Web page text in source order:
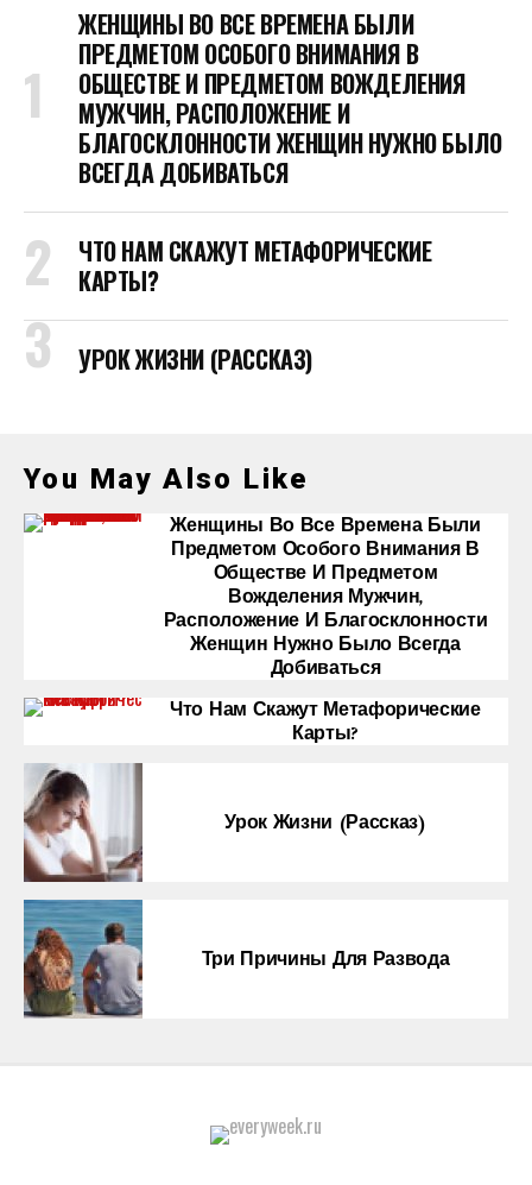
ЖЕНЩИНЫ ВО ВСЕ ВРЕМЕНА БЫЛИ
ПРЕДМЕТОМ ОСОБОГО ВНИМАНИЯ В
ОБЩЕСТВЕ И ПРЕДМЕТОМ ВОЖДЕЛЕНИЯ
МУЖЧИН, РАСПОЛОЖЕНИЕ И
БЛАГОСКЛОННОСТИ ЖЕНЩИН НУЖНО БЫЛО
ВСЕГДА ДОБИВАТЬСЯ
ЧТО НАМ СКАЖУТ МЕТАФОРИЧЕСКИЕ
КАРТЫ?
УРОК ЖИЗНИ (РАССКАЗ)
You May Also Like
Женщины Во Все Времена Были
Предметом Особого Внимания В
Обществе И Предметом
Вожделения Мужчин,
Расположение И Благосклонности
Женщин Нужно Было Всегда
Добиваться
Что Нам Скажут Метафорические
Карты?
Урок Жизни (рассказ)
Три Причины Для Развода